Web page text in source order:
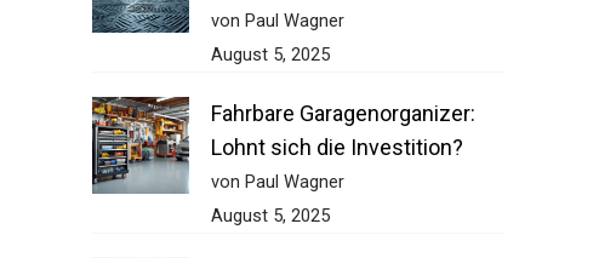
von Paul Wagner
August 5, 2025
Fahrbare Garagenorganizer:
Lohnt sich die Investition?
von Paul Wagner
August 5, 2025